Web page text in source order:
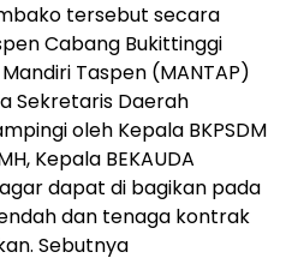
tersebut secara
Cabang Bukittinggi
Taspen (MANTAP)
Sekretaris Daerah
oleh Kepala BKPSDM
Kepala BEKAUDA
dapat di bagikan pada
dan tenaga kontrak
Sebutnya